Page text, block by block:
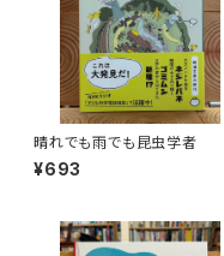
晴れでも雨でも昆虫学者
¥693